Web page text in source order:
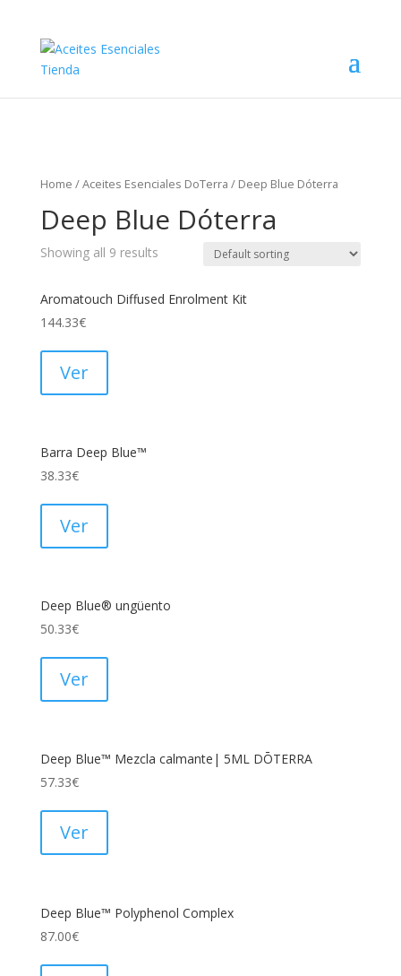
Home /Aceites Esenciales DoTerra / Deep Blue Dóterra
Deep Blue Dóterra
Showing all 9 results
Aromatouch Diffused Enrolment Kit
144.33€
Ver
Barra Deep Blue™
38.33€
Ver
Deep Blue® ungüento
50.33€
Ver
Deep Blue™ Mezcla calmante| 5ML DŌTERRA
57.33€
Ver
Deep Blue™ Polyphenol Complex
87.00€